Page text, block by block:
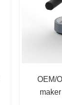
OEM/